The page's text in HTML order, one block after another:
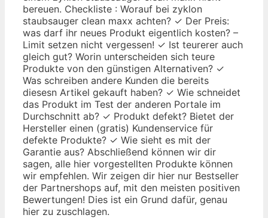
bereuen. Checkliste : Worauf bei zyklon
staubsauger clean maxx achten? ✓ Der Preis:
was darf ihr neues Produkt eigentlich kosten? –
Limit setzen nicht vergessen! ✓ Ist teurerer auch
gleich gut? Worin unterscheiden sich teure
Produkte von den günstigen Alternativen? ✓
Was schreiben andere Kunden die bereits
diesesn Artikel gekauft haben? ✓ Wie schneidet
das Produkt im Test der anderen Portale im
Durchschnitt ab? ✓ Produkt defekt? Bietet der
Hersteller einen (gratis) Kundenservice für
defekte Produkte? ✓ Wie sieht es mit der
Garantie aus? Abschließend können wir dir
sagen, alle hier vorgestellten Produkte können
wir empfehlen. Wir zeigen dir hier nur Bestseller
der Partnershops auf, mit den meisten positiven
Bewertungen! Dies ist ein Grund dafür, genau
hier zu zuschlagen.